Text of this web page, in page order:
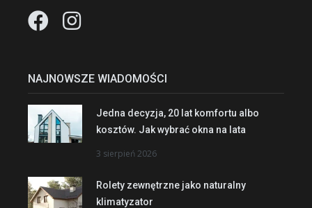
NAJNOWSZE WIADOMOŚCI
Jedna decyzja, 20 lat komfortu albo
kosztów. Jak wybrać okna na lata
3 sierpień 2026
Rolety zewnętrzne jako naturalny
klimatyzator